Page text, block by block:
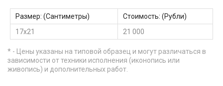
Размер: (Сантиметры)
Стоимость: (Рубли)
17х21
21 000
* - Цены указаны на типовой образец и могут различаться в
зависимости от техники исполнения (иконопись или
живопись) и дополнительных работ.